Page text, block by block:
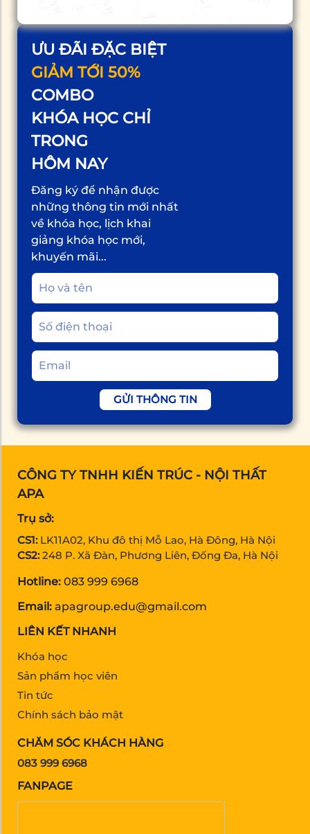
ƯU ĐÃI ĐẶC BIỆT
GIẢM TỚI 50%
COMBO
KHÓA HỌC CHỈ
TRONG
HÔM NAY
Đăng ký để nhận được
những thông tin mới nhất
về khóa học, lịch khai
giảng khóa học mới,
khuyến mãi...
GỬI THÔNG TIN
CÔNG TY TNHH KIẾN TRÚC - NỘI THẤT
APA
Trụ sở:
CS1: LK11A02, Khu đô thị Mỗ Lao, Hà Đông, Hà Nội
CS2: 248 P. Xã Đàn, Phương Liên, Đống Đa, Hà Nội
Hotline: 083 999 6968
Email: apagroup.edu@gmail.com
LIÊN KẾT NHANH
Khóa học
Sản phẩm học viên
Tin tức
Chính sách bảo mật
CHĂM SÓC KHÁCH HÀNG
083 999 6968
FANPAGE